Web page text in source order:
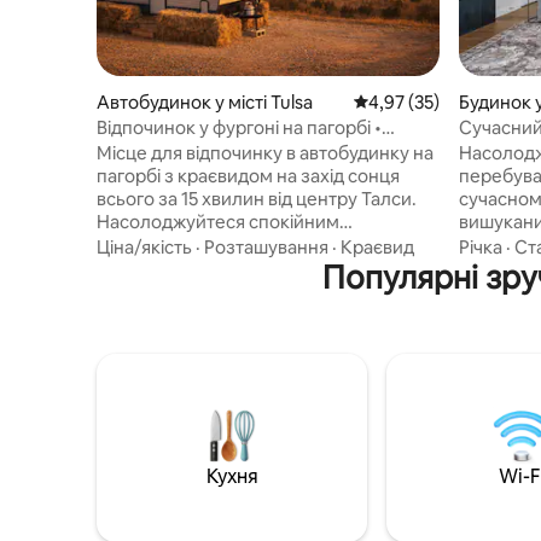
Автобудинок у місті Tulsa Середня оцінка: 4,97 з
4,97 (35)
Відпочинок у фургоні на пагорбі •
Краєвиди на заході сонця +
сільськогосподарські тварини
Місце для відпочинку в автобудинку на
пагорбі з краєвидом на захід сонця
всього за 15 хвилин від центру Талси.
Насолоджуйтеся спокійним
відпочинком у сільській місцевості з
краєвидами на панораму міста,
місце для багаття, місця для відпочинку
надворі та швидкісний Wi-Fi. Поряд із
Ботанічним садом Талси та казино
Ціна/якість · Розташування · Краєвид
Будинок
Сучасний
Цей
Річка ·
Популярні
Кухня Wi-